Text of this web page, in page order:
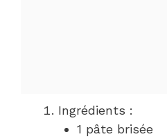
Ingrédients :
1 pâte brisée